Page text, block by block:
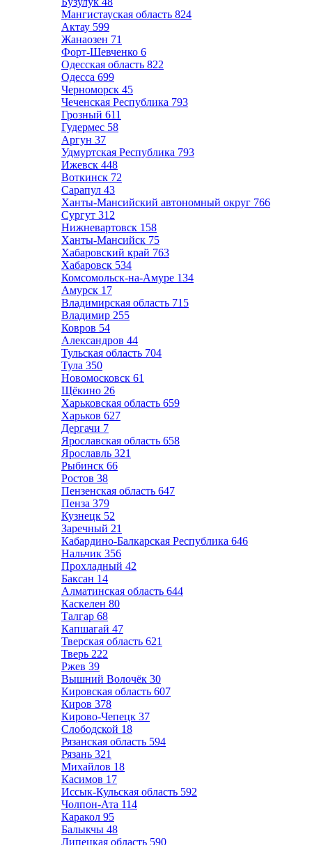
Мангистауская область 824
Актау 599
Жанаозен 71
Форт-Шевченко 6
Одесская область 822
Одесса 699
Черноморск 45
Чеченская Республика 793
Грозный 611
Гудермес 58
Аргун 37
Удмуртская Республика 793
Ижевск 448
Воткинск 72
Сарапул 43
Ханты-Мансийский автономный округ 766
Сургут 312
Нижневартовск 158
Ханты-Мансийск 75
Хабаровский край 763
Хабаровск 534
Комсомольск-на-Амуре 134
Амурск 17
Владимирская область 715
Владимир 255
Ковров 54
Александров 44
Тульская область 704
Тула 350
Новомосковск 61
Щёкино 26
Харьковская область 659
Харьков 627
Дергачи 7
Ярославская область 658
Ярославль 321
Рыбинск 66
Ростов 38
Пензенская область 647
Пенза 379
Кузнецк 52
Заречный 21
Кабардино-Балкарская Республика 646
Нальчик 356
Прохладный 42
Баксан 14
Алматинская область 644
Каскелен 80
Талгар 68
Капшагай 47
Тверская область 621
Тверь 222
Ржев 39
Вышний Волочёк 30
Кировская область 607
Киров 378
Кирово-Чепецк 37
Слободской 18
Рязанская область 594
Рязань 321
Михайлов 18
Касимов 17
Иссык-Кульская область 592
Чолпон-Ата 114
Каракол 95
Балыкчы 48
Липецкая область 590